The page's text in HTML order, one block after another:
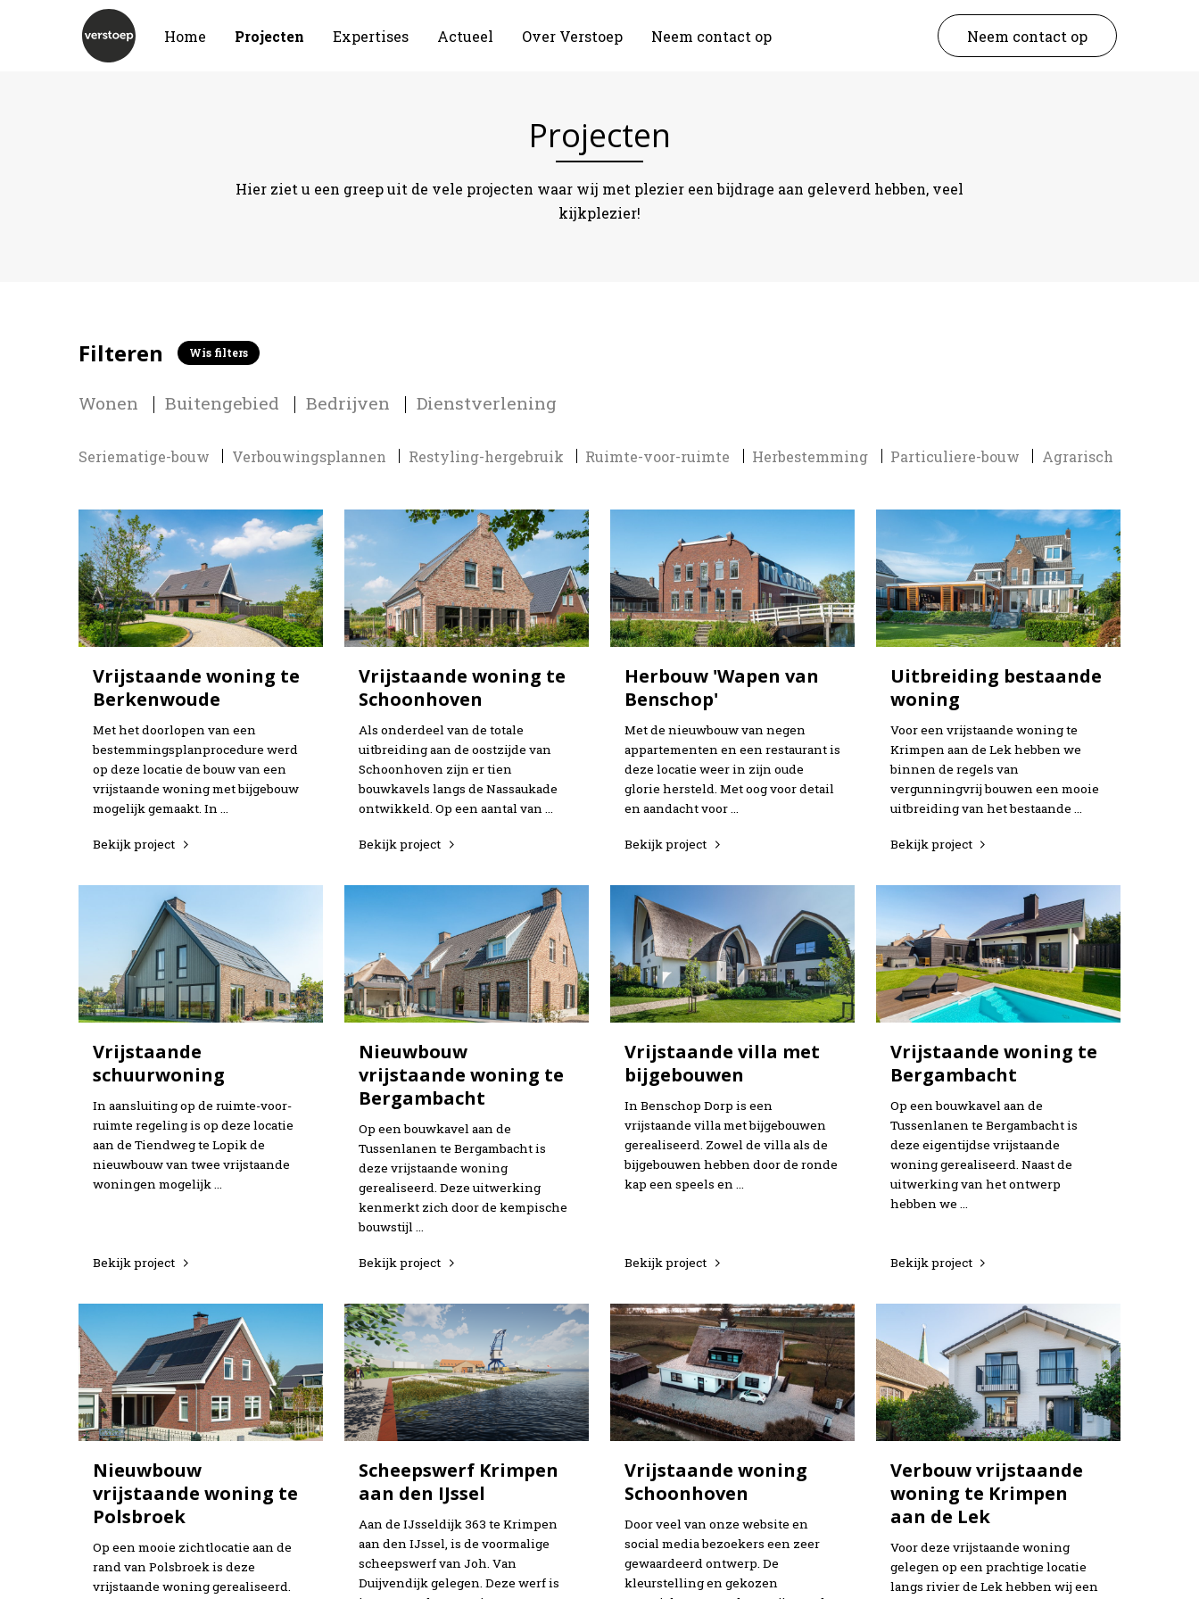
Home Projecten Expertises Actueel Over Verstoep Neem contact op Neem contact op
Projecten
Hier ziet u een greep uit de vele projecten waar wij met plezier een bijdrage aan geleverd hebben, veel
kijkplezier!
Filteren Wis filters
Wonen Buitengebied Bedrijven Dienstverlening
Seriematige-bouw Verbouwingsplannen Restyling-hergebruik Ruimte-voor-ruimte Herbestemming Particuliere-bouw Agrarisch
Vrijstaande woning te
Berkenwoude
Met het doorlopen van een
bestemmingsplanprocedure werd
op deze locatie de bouw van een
vrijstaande woning met bijgebouw
mogelijk gemaakt. In …
Bekijk project
Vrijstaande woning te
Schoonhoven
Als onderdeel van de totale
uitbreiding aan de oostzijde van
Schoonhoven zijn er tien
bouwkavels langs de Nassaukade
ontwikkeld. Op een aantal van …
Bekijk project
Herbouw 'Wapen van
Benschop'
Met de nieuwbouw van negen
appartementen en een restaurant is
deze locatie weer in zijn oude
glorie hersteld. Met oog voor detail
en aandacht voor …
Bekijk project
Uitbreiding bestaande
woning
Voor een vrijstaande woning te
Krimpen aan de Lek hebben we
binnen de regels van
vergunningvrij bouwen een mooie
uitbreiding van het bestaande …
Bekijk project
Vrijstaande
schuurwoning
In aansluiting op de ruimte-voor-
ruimte regeling is op deze locatie
aan de Tiendweg te Lopik de
nieuwbouw van twee vrijstaande
woningen mogelijk …
Bekijk project
Nieuwbouw
vrijstaande woning te
Bergambacht
Op een bouwkavel aan de
Tussenlanen te Bergambacht is
deze vrijstaande woning
gerealiseerd. Deze uitwerking
kenmerkt zich door de kempische
bouwstijl …
Bekijk project
Vrijstaande villa met
bijgebouwen
In Benschop Dorp is een
vrijstaande villa met bijgebouwen
gerealiseerd. Zowel de villa als de
bijgebouwen hebben door de ronde
kap een speels en …
Bekijk project
Vrijstaande woning te
Bergambacht
Op een bouwkavel aan de
Tussenlanen te Bergambacht is
deze eigentijdse vrijstaande
woning gerealiseerd. Naast de
uitwerking van het ontwerp
hebben we …
Bekijk project
Nieuwbouw
vrijstaande woning te
Polsbroek
Op een mooie zichtlocatie aan de
rand van Polsbroek is deze
vrijstaande woning gerealiseerd.
Scheepswerf Krimpen
aan den IJssel
Aan de IJsseldijk 363 te Krimpen
aan den IJssel, is de voormalige
scheepswerf van Joh. Van
Duijvendijk gelegen. Deze werf is
Vrijstaande woning
Schoonhoven
Door veel van onze website en
social media bezoekers een zeer
gewaardeerd ontwerp. De
kleurstelling en gekozen
Verbouw vrijstaande
woning te Krimpen
aan de Lek
Voor deze vrijstaande woning
gelegen op een prachtige locatie
langs rivier de Lek hebben wij een